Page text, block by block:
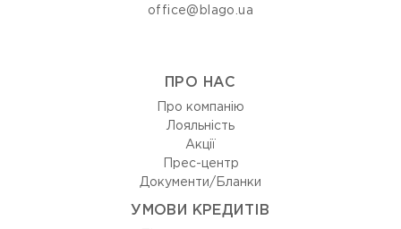
office@blago.ua
ПРО НАС
Про компанію
Лояльність
Акції
Прес-центр
Документи/Бланки
УМОВИ КРЕДИТІВ